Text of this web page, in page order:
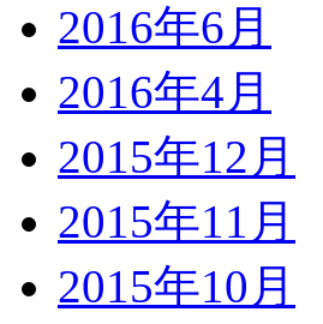
2016年6月
2016年4月
2015年12月
2015年11月
2015年10月